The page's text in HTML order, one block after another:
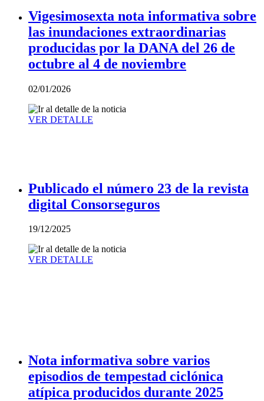
Vigesimosexta nota informativa sobre
las inundaciones extraordinarias
producidas por la DANA del 26 de
octubre al 4 de noviembre
02/01/2026
VER DETALLE
Publicado el número 23 de la revista
digital Consorseguros
19/12/2025
VER DETALLE
Nota informativa sobre varios
episodios de tempestad ciclónica
atípica producidos durante 2025